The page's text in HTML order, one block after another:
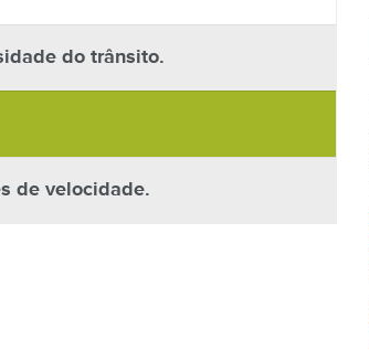
do trânsito.
de velocidade.